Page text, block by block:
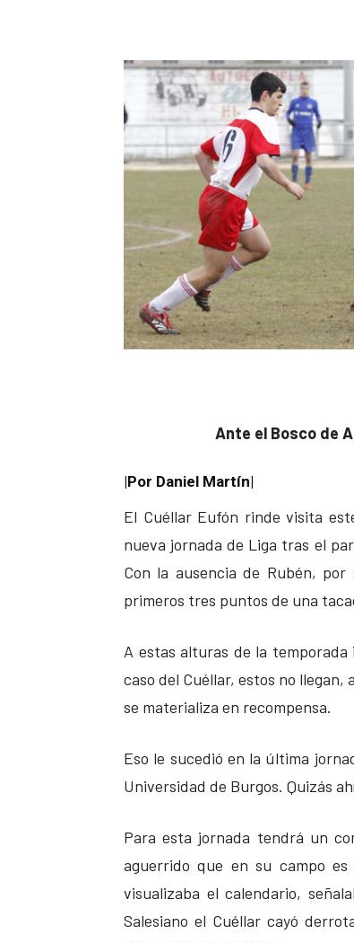
Ante el Bosco de
|Por Daniel Martín|
El Cuéllar Eufón rinde visita
nueva jornada de Liga tras el
Con la ausencia de Rubén,
primeros tres puntos de una
A estas alturas de la
caso del Cuéllar, estos no
se materializa en recompensa.
Eso le sucedió en la última
Universidad de Burgos. Quizás
Para esta jornada tendrá un
aguerrido que en su campo
visualizaba el calendario,
Salesiano el Cuéllar cayó